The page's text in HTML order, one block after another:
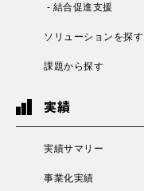
- 結合促進支援
ソリューションを探す
課題から探す
実績
実績サマリー
事業化実績